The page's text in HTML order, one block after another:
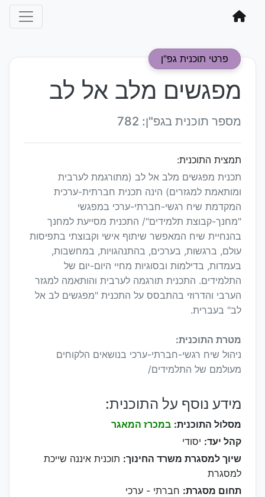
פרטי תוכנית גפ"ן
מפגשים מלב אל לב
מספר תוכנית בגפ"ן: 782
תמצית התוכנית:
תכנית מפגשים מלב אל לב (מתורגמת לערבית
ומותאמת למגזרים) הינה תכנית חברתית-ערכית
המקדמת שיח רגשי-חברתי-ערכי במפגשי
"מחנך-קבוצת תלמידים"/ התכנית מסייעת למחנך
בהנחיית שיח המאפשר שיתוף אישי וקבוצתי בתפיסות
עולם, ברגשות, בערכים, בהתנהגויות, במחשבות,
בעמדות, בדילמות ובסוגיות מחיי היום-יום של
התלמידים. התכנית תורגמה לערבית והותאמה למגזר
הערבי והדרוזי בהתבסס על התכנית "מפגשים לב אל
לב" בעברית.
מטרת התוכנית:
ניהול שיח רגשי-חברתי-ערכי בנושאים הלקוחים
מעולמם של התלמידים/
מידע נוסף על התוכנית:
מסלול התוכנית: במכרז המאגר
קהל יעד: יסודי
שיוך למסגרת משרד החינוך: תוכנית איננה שייכת
למסגרת
תחום מסגרת: חברתי - ערכי